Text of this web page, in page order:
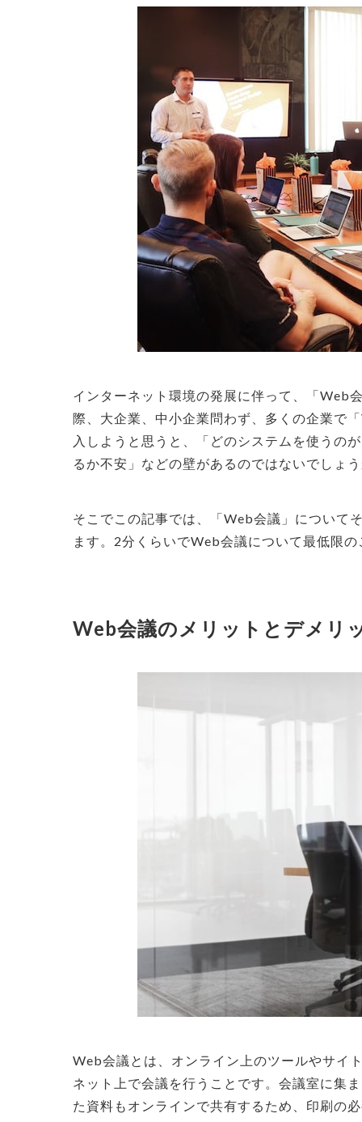
インターネット環境の発展に伴って、「Web
際、大企業、中小企業問わず、多くの企業で
入しようと思うと、「どのシステムを使うの
るか不安」などの壁があるのではないでしょ
そこでこの記事では、「Web会議」について
ます。2分くらいでWeb会議について最低限
Web会議のメリットとデメリ
Web会議とは、オンライン上のツールやサイ
ネット上で会議を行うことです。会議室に集
た資料もオンラインで共有するため、印刷の